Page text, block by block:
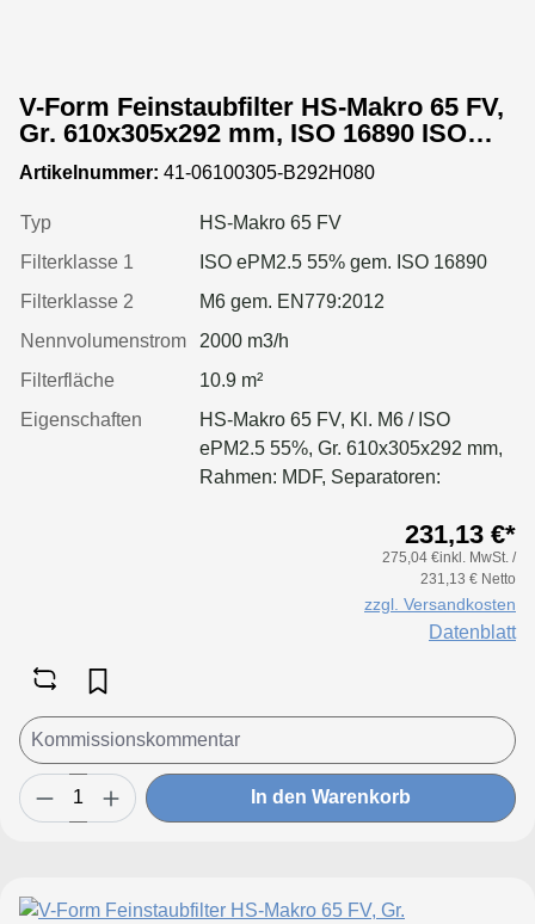
V-Form Feinstaubfilter HS-Makro 65 FV,
Gr. 610x305x292 mm, ISO 16890 ISO
ePM2.5 55%, Rahmen: MDF, Dichtung:
einseitig, geschäumt
Artikelnummer: 41-06100305-B292H080
Typ
HS-Makro 65 FV
Filterklasse 1
ISO ePM2.5 55% gem. ISO 16890
Filterklasse 2
M6 gem. EN779:2012
Nennvolumenstrom
2000 m3/h
Filterfläche
10.9 m²
Eigenschaften
HS-Makro 65 FV, Kl. M6 / ISO
ePM2.5 55%, Gr. 610x305x292 mm,
Rahmen: MDF, Separatoren:
231,13 €*
275,04 €inkl. MwSt. /
231,13 € Netto
zzgl. Versandkosten
Datenblatt
In den Warenkorb